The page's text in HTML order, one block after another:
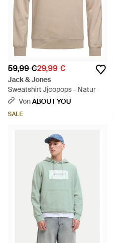
59,99 €29,99 €
Jack & Jones
Sweatshirt Jjcopops - Natur
VonABOUT YOU
SALE